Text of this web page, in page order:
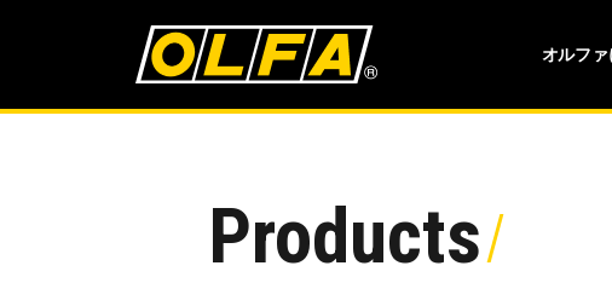
オルフ
Products